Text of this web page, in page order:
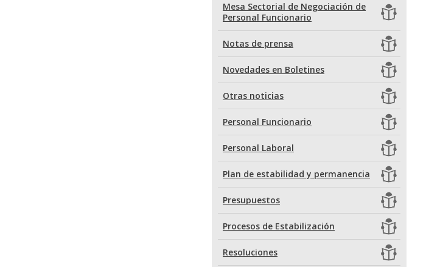
Mesa Sectorial de Negociación de
Personal Funcionario
Notas de prensa
Novedades en Boletines
Otras noticias
Personal Funcionario
Personal Laboral
Plan de estabilidad y permanencia
Presupuestos
Procesos de Estabilización
Resoluciones